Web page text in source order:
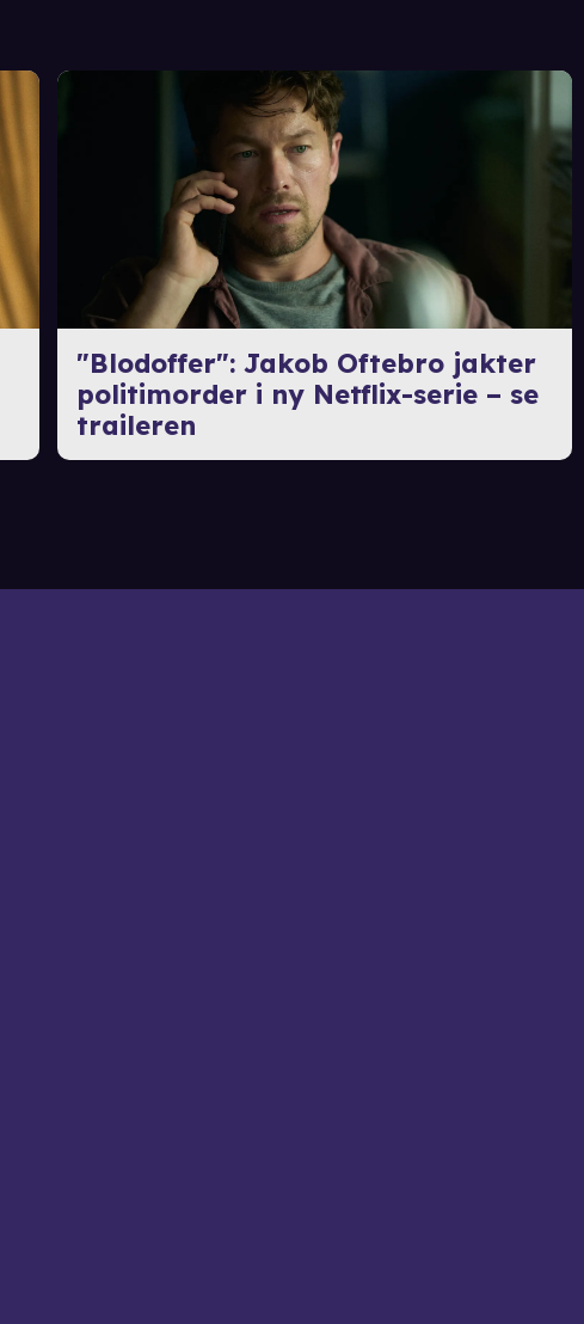
"Blodoffer": Jakob Oftebro jakter
politimorder i ny Netflix-serie – se
traileren